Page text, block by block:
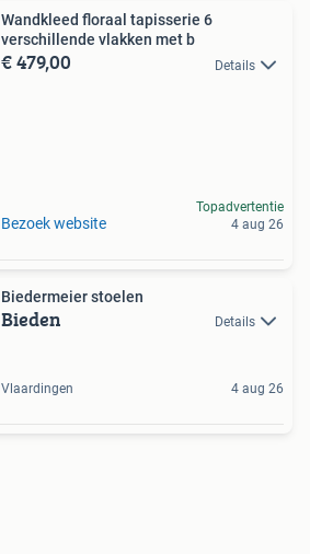
Wandkleed floraal tapisserie 6
verschillende vlakken met b
€ 479,00 Details
Bezoek website
Topadvertentie
4 aug 26
Biedermeier stoelen
Bieden Details
Vlaardingen 4 aug 26